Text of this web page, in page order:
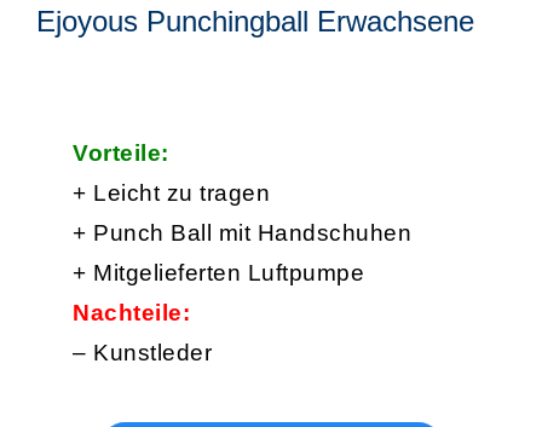
Ejoyous Punchingball Erwachsene
Vorteile:
+ Leicht zu tragen
+ Punch Ball mit Handschuhen
+ Mitgelieferten Luftpumpe
Nachteile:
– Kunstleder